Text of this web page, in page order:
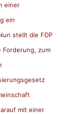
einer
ein
stellt die FDP
Forderung, zum
mit einer